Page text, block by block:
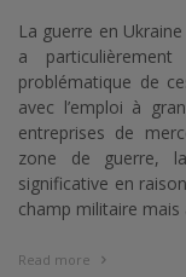
La guerre en
a
problématique de
avec l’emploi à
entreprises de
zone de guerre,
significative en
champ militaire
Read more